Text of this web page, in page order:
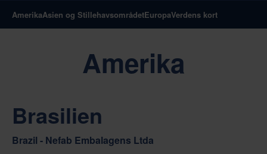
AmerikaAsien og StillehavsområdetEuropaVerdens kort
Amerika
Brasilien
Brazil - Nefab Embalagens Ltda